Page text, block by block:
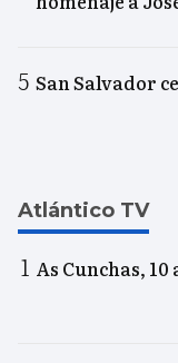
San Salvador
Atlántico TV
As Cunchas,